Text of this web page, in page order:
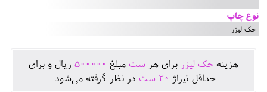
نوع چاپ
حک لیزر
هزينه حک لیزر برای هر ست مبلغ 500000 ريال و برای
حداقل تيراژ 20 ست در نظر گرفته می‌شود.